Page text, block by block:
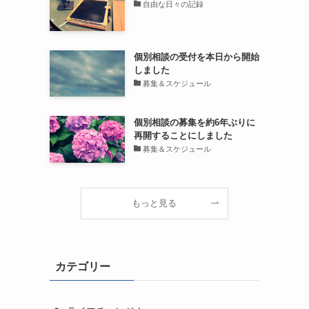
自由な日々の記録
個別相談の受付を本日から開始
しました
募集＆スケジュール
個別相談の募集を約6年ぶりに
再開することにしました
募集＆スケジュール
もっと見る
カテゴリー